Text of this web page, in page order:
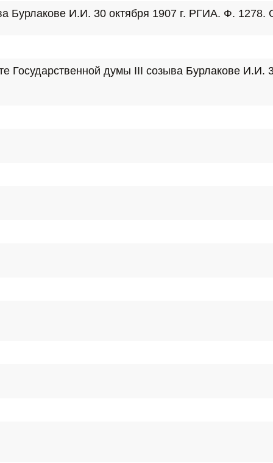
Бурлакове И.И. 30 октября 1907 г. РГИА. Ф.
Государственной думы III созыва Бурлакове